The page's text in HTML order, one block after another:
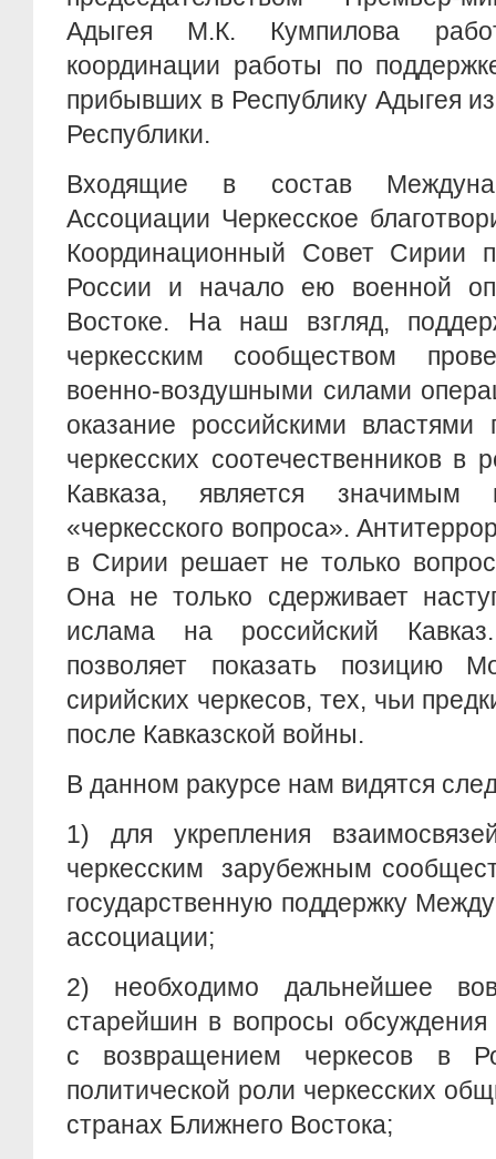
Адыгея М.К. Кумпилова
координации работы по
прибывших в Республику Адыгея
Республики.
Входящие в состав
Ассоциации Черкесское
Координационный Совет Сирии
России и начало ею военной
Востоке. На наш взгляд,
черкесским сообществом
военно-воздушными силами
оказание российскими
черкесских соотечественников в
Кавказа, является
«черкесского вопроса».
в Сирии решает не только
Она не только сдерживает
ислама на российский
позволяет показать позицию
сирийских черкесов, тех, чьи
после Кавказской войны.
В данном ракурсе нам видятся
1) для укрепления
черкесским зарубежным
государственную поддержку
ассоциации;
2) необходимо дальнейшее
старейшин в вопросы обсуждения
с возвращением черкесов в
политической роли черкесских
странах Ближнего Востока;